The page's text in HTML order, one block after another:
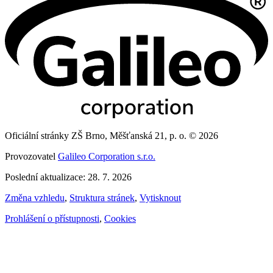
Oficiální stránky ZŠ Brno, Měšťanská 21, p. o. © 2026
Provozovatel Galileo Corporation s.r.o.
Poslední aktualizace: 28. 7. 2026
Změna vzhledu, Struktura stránek, Vytisknout
Prohlášení o přístupnosti, Cookies